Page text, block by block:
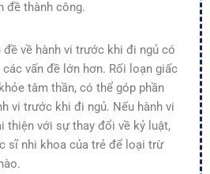
đề thành công.
đề về hành vi trước khi đi ngủ có
vấn đề lớn hơn. Rối loạn giấc
tâm thần, có thể góp phần
vi trước khi đi ngủ. Nếu hành vi
thiện với sự thay đổi về kỷ luật,
sĩ nhi khoa của trẻ để loại trừ